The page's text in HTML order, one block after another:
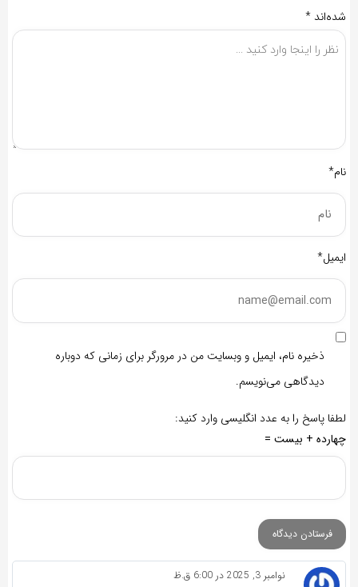
شده‌اند *
نام*
ایمیل*
ذخیره نام، ایمیل و وبسایت من در مرورگر برای زمانی که دوباره
دیدگاهی می‌نویسم.
لطفا پاسخ را به عدد انگلیسی وارد کنید:
چهارده + بیست =
نوامبر 3, 2025 در 6:00 ق.ظ